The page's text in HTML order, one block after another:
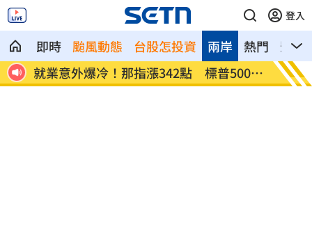
登入
即時 颱風動態 台股怎投資 熱門 影音
兩岸
炸
就業意外爆冷！那指漲342點 標普500新
高
美通
關稅